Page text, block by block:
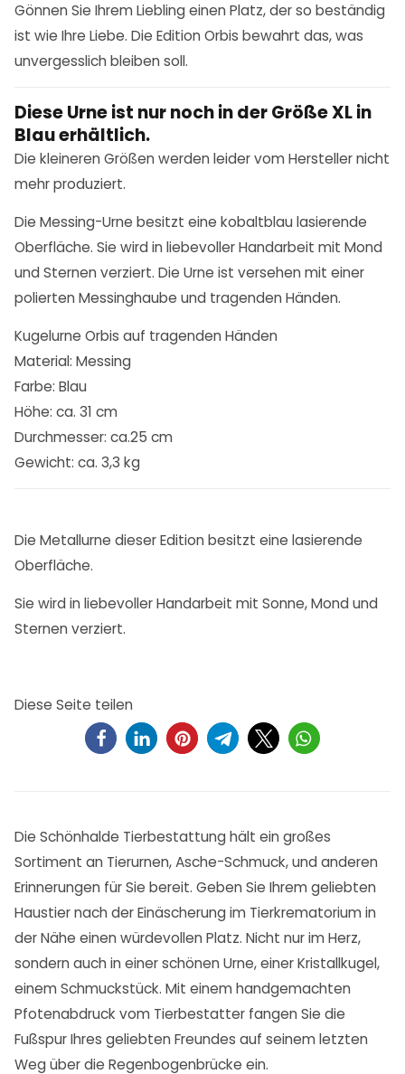
Gönnen Sie Ihrem Liebling einen Platz, der so beständig
ist wie Ihre Liebe. Die Edition Orbis bewahrt das, was
unvergesslich bleiben soll.
Diese Urne ist nur noch in der Größe XL in
Blau erhältlich.
Die kleineren Größen werden leider vom Hersteller nicht
mehr produziert.
Die Messing-Urne besitzt eine kobaltblau lasierende
Oberfläche. Sie wird in liebevoller Handarbeit mit Mond
und Sternen verziert. Die Urne ist versehen mit einer
polierten Messinghaube und tragenden Händen.
Kugelurne Orbis auf tragenden Händen
Material: Messing
Farbe: Blau
Höhe: ca. 31 cm
Durchmesser: ca.25 cm
Gewicht: ca. 3,3 kg
Die Metallurne dieser Edition besitzt eine lasierende
Oberfläche.
Sie wird in liebevoller Handarbeit mit Sonne, Mond und
Sternen verziert.
Diese Seite teilen
Die Schönhalde Tierbestattung hält ein großes
Sortiment an Tierurnen, Asche-Schmuck, und anderen
Erinnerungen für Sie bereit. Geben Sie Ihrem geliebten
Haustier nach der Einäscherung im Tierkrematorium in
der Nähe einen würdevollen Platz. Nicht nur im Herz,
sondern auch in einer schönen Urne, einer Kristallkugel,
einem Schmuckstück. Mit einem handgemachten
Pfotenabdruck vom Tierbestatter fangen Sie die
Fußspur Ihres geliebten Freundes auf seinem letzten
Weg über die Regenbogenbrücke ein.